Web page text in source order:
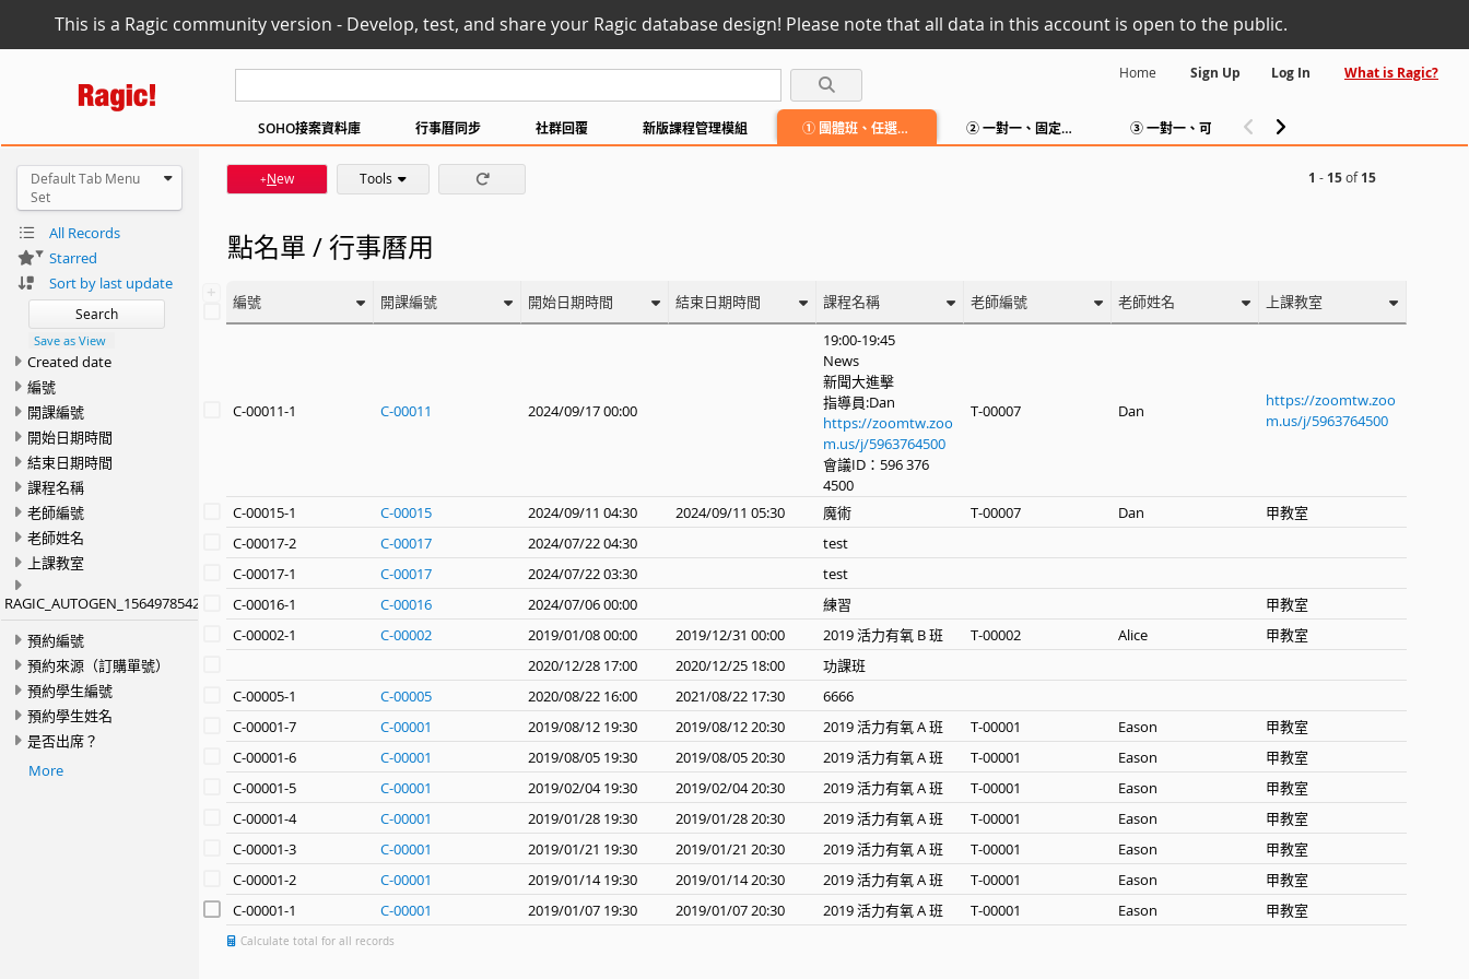
This is a Ragic community version - Develop, test, and share your Ragic database design! Please note that all data in this account is open to the public.
Home Sign Up Log In What is Ragic?
SOHO接案資料庫 行事曆同步 社群回覆 新版課程管理模組 ① 團體班、任選時段上課 ② 一對一、固定週期上課
Default Tab Menu
Set
All Records
Starred
Sort by last update
Search
Save as View
Created date
編號
開課編號
開始日期時間
結束日期時間
課程名稱
老師編號
老師姓名
上課教室
RAGIC_AUTOGEN_1564978542127
預約編號
預約來源（訂購單號）
預約學生編號
預約學生姓名
是否出席？
More
+New Tools 1 - 15of15
點名單 / 行事曆用
+ 編號 開課編號 開始日期時間 結束日期時間 課程名稱 老師編號 老師姓名 上課教室
C-00011-1 C-00011 2024/09/17 00:00
19:00-19:45
News
新聞大進擊
指導員:Dan
https://zoomtw.zoo
m.us/j/5963764500
會議ID：596 376
4500
T-00007 Dan
https://zoomtw.zoo
m.us/j/5963764500
C-00015-1 C-00015 2024/09/11 04:30 2024/09/11 05:30 魔術 T-00007 Dan
甲教室
C-00017-2
C-00017 2024/07/22 04:30
test
C-00017-1
C-00017 2024/07/22 03:30
test
C-00016-1
C-00016 2024/07/06 00:00 練習
甲教室
C-00002-1
C-00002 2019/01/08 00:00 2019/12/31 00:00 2019 活力有氧 B 班 T-00002 Alice
甲教室
2020/12/28 17:00
2020/12/25 18:00
功課班
C-00005-1
C-00005 2020/08/22 16:00 2021/08/22 17:30
6666
C-00001-7
C-00001 2019/08/12 19:30 2019/08/12 20:30 2019 活力有氧 A 班 T-00001 Eason
甲教室
C-00001-6
C-00001 2019/08/05 19:30 2019/08/05 20:30 2019 活力有氧 A 班 T-00001 Eason
甲教室
C-00001-5
C-00001 2019/02/04 19:30 2019/02/04 20:30 2019 活力有氧 A 班 T-00001 Eason
甲教室
C-00001-4
C-00001 2019/01/28 19:30 2019/01/28 20:30 2019 活力有氧 A 班 T-00001 Eason
甲教室
C-00001-3
C-00001 2019/01/21 19:30 2019/01/21 20:30 2019 活力有氧 A 班 T-00001 Eason
甲教室
C-00001-2
C-00001 2019/01/14 19:30 2019/01/14 20:30 2019 活力有氧 A 班 T-00001 Eason
甲教室
C-00001-1
C-00001 2019/01/07 19:30 2019/01/07 20:30 2019 活力有氧 A 班 T-00001 Eason 甲教室
Calculate total for all records